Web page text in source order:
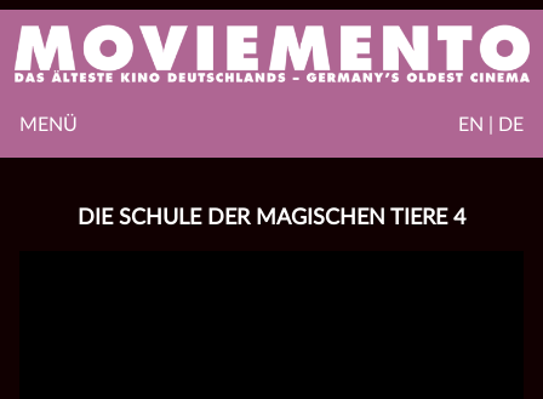
EN | DE
MENÜ
DIE SCHULE DER MAGISCHEN TIERE 4